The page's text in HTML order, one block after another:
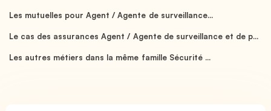
Les mutuelles pour Agent / Agente de surveillance...
Le cas des assurances Agent / Agente de surveillance et de p...
Les autres métiers dans la même famille Sécurité ...